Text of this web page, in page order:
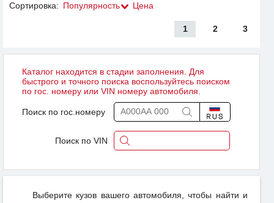
Сортировка: Популярность Цена
1 2 3
Каталог находится в стадии заполнения. Для
быстрого и точного поиска воспользуйтесь поиском
по гос. номеру или VIN номеру автомобиля.
Поиск по гос.номеру
Поиск по VIN
Выберите кузов вашего автомобиля, чтобы найти и